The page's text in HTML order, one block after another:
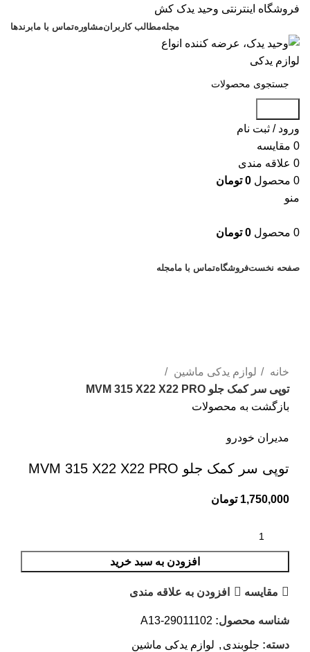
فروشگاه اینترنتی وحید یدک کش
مجلهمطالب کاربرانمشاورهتماس با مابرندها
ورود / ثبت نام
0 مقایسه
0 علاقه مندی
0 محصول 0 تومان
منو
0 محصول 0 تومان
صفحه نخستفروشگاهتماس با مامجله
خانه
لوازم یدکی ماشین
توپی سر کمک جلو MVM 315 X22 X22 PRO
بازگشت به محصولات
مدیران خودرو
توپی سر کمک جلو MVM 315 X22 X22 PRO
1,750,000 تومان
افزودن به سبد خرید
مقایسه افزودن به علاقه مندی
شناسه محصول: A13-29011102
دسته: جلوبندی , لوازم یدکی ماشین